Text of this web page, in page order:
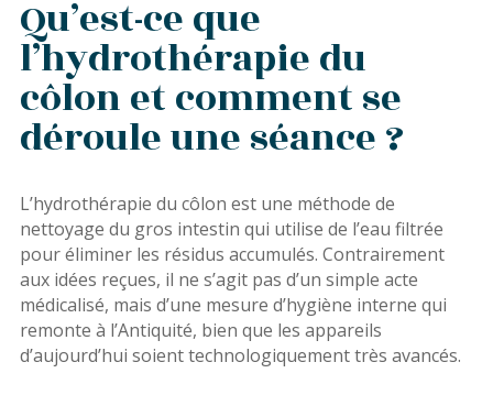
Qu’est-ce que
l’hydrothérapie du
côlon et comment se
déroule une séance ?
L’hydrothérapie du côlon est une méthode de
nettoyage du gros intestin qui utilise de l’eau filtrée
pour éliminer les résidus accumulés. Contrairement
aux idées reçues, il ne s’agit pas d’un simple acte
médicalisé, mais d’une mesure d’hygiène interne qui
remonte à l’Antiquité, bien que les appareils
d’aujourd’hui soient technologiquement très avancés.